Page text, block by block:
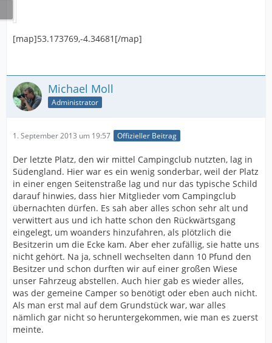
[map]53.173769,-4.34681[/map]
Michael Moll
Administrator
1. September 2013 um 19:57 Offizieller Beitrag
Der letzte Platz, den wir mittel Campingclub nutzten, lag in
Südengland. Hier war es ein wenig sonderbar, weil der Platz
in einer engen Seitenstraße lag und nur das typische Schild
darauf hinwies, dass hier Mitglieder vom Campingclub
übernachten dürfen. Es sah aber alles schon sehr alt und
verwittert aus und ich hatte schon den Rückwärtsgang
eingelegt, um woanders hinzufahren, als plötzlich die
Besitzerin um die Ecke kam. Aber eher zufällig, sie hatte uns
nicht gehört. Na ja, schnell wechselten dann 10 Pfund den
Besitzer und schon durften wir auf einer großen Wiese
unser Fahrzeug abstellen. Auch hier gab es wieder alles,
was der gemeine Camper so benötigt oder eben auch nicht.
Als man erst mal auf dem Grundstück war, war alles
nämlich gar nicht so heruntergekommen, wie man es zuerst
meinte.